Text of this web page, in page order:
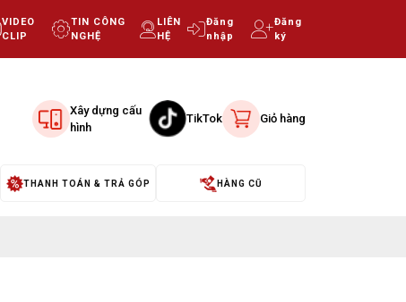
VIDEO
CLIP
TIN CÔNG
NGHỆ
LIÊN
HỆ
Đăng
nhập
Đăng
ký
Xây dựng cấu
hình
TikTok Giỏ hàng
THANH TOÁN & TRẢ GÓP HÀNG CŨ